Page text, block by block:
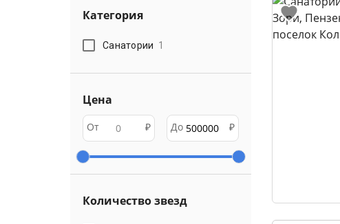
Категория
Санатории 1
Цена
От ₽ До ₽
Количество звезд